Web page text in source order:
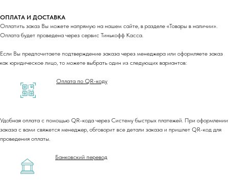
ОПЛАТА И ДОСТАВКА
Оплатить заказ Вы можете напрямую на нашем сайте, в разделе «Товары в наличии».
Оплата будет проведена через сервис Тинькофф Касса.
Если Вы предпочитаете подтверждение заказа через менеджера или оформляете заказ
как юридическое лицо, то можете выбрать один из следующих вариантов:
Оплата по QR-коду
Удобная оплата с помощью QR-кода через Систему быстрых платежей. При оформлении
заказа с вами свяжется менеджер, обговорит все детали заказа и пришлет QR-код для
проведения оплаты.
Банковский перевод